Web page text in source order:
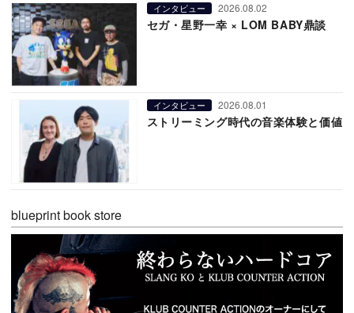
インタビュー 2026.08.02
セガ・星野一幸 × LOM BABY鼎談
インタビュー 2026.08.01
ストリーミング時代の音楽体験と価値
blueprint book store